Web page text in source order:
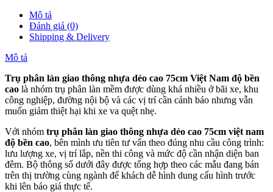
Mô tả
Đánh giá (0)
Shipping & Delivery
Mô tả
Trụ phân làn giao thông nhựa dẻo cao 75cm Việt Nam độ bền
cao là nhóm trụ phân làn mềm được dùng khá nhiều ở bãi xe, khu
công nghiệp, đường nội bộ và các vị trí cần cảnh báo nhưng vẫn
muốn giảm thiệt hại khi xe va quệt nhẹ.
Với nhóm trụ phân làn giao thông nhựa dẻo cao 75cm việt nam
độ bền cao, bên mình ưu tiên tư vấn theo đúng nhu cầu công trình:
lưu lượng xe, vị trí lắp, nền thi công và mức độ cần nhận diện ban
đêm. Bộ thông số dưới đây được tổng hợp theo các mẫu đang bán
trên thị trường cùng ngành để khách dễ hình dung cấu hình trước
khi lên báo giá thực tế.